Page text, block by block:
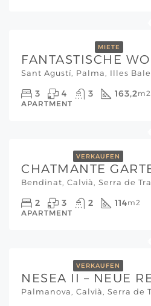
MIETE
3 4 3 163,2m2
APARTMENT
VERKAUFEN
2 3 2 114m2
APARTMENT
VERKAUFEN